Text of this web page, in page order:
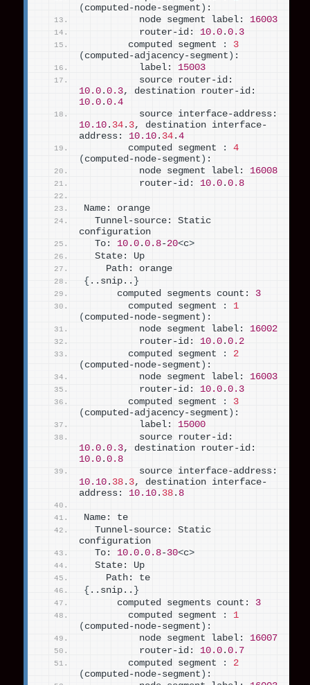
( computed-node-segment ) :
          node segment label:
16003
          router-id:
10.0 .0.3
        computed segment
:
3
( computed-adjacency-segment ) :
          label:
15003
10.0 .0.3
10.0 .0.4
10.10 . 34 . 3, destination interface-
address: 10.10 . 34 .4
        computed segment
:
4
( computed-node-segment ) :
          node segment label:
16008
          router-id:
10.0 .0.8
Name: orange
  Tunnel-source: Static
configuration
  To:
10.0 .0.8-20<c>
  State: Up
    Path: orange
{ ..snip.. }
      computed segments count:
3
        computed segment
:
1
( computed-node-segment ) :
          node segment label:
16002
          router-id:
10.0 .0.2
        computed segment
:
2
( computed-node-segment ) :
          node segment label:
16003
          router-id:
10.0 .0.3
        computed segment
:
3
( computed-adjacency-segment ) :
          label:
15000
10.0 .0.3
10.0 .0.8
10.10 . 38 . 3, destination interface-
address: 10.10 . 38 . 8
Name: te
  Tunnel-source: Static
configuration
  To:
10.0 .0.8-30<c>
  State: Up
    Path: te
{ ..snip.. }
      computed segments count:
3
        computed segment
:
1
( computed-node-segment ) :
          node segment label:
16007
          router-id:
10.0 .0.7
        computed segment
:
2
( computed-node-segment ) :